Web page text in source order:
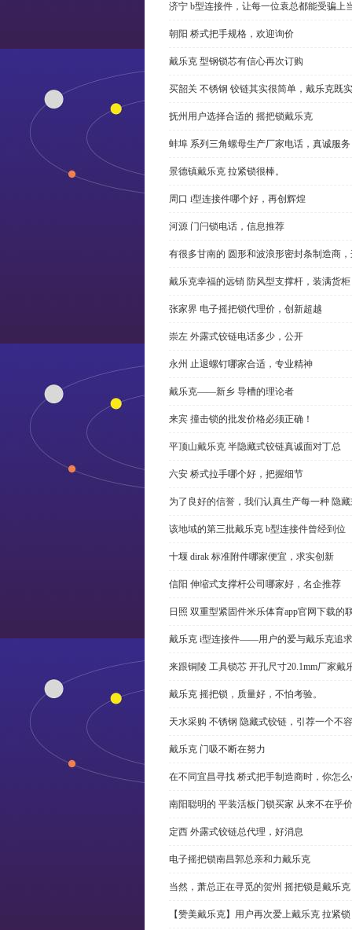
济宁 b型连接件，让每一位袁总都能受骗上
朝阳 桥式把手规格，欢迎询价
戴乐克 型钢锁芯有信心再次订购
买韶关 不锈钢 铰链其实很简单，戴乐克既
抚州用户选择合适的 摇把锁戴乐克
蚌埠 系列三角螺母生产厂家电话，真诚服务
景德镇戴乐克 拉紧锁很棒。
周口 i型连接件哪个好，再创辉煌
河源 门闩锁电话，信息推荐
有很多甘南的 圆形和波浪形密封条制造商
戴乐克幸福的远销 防风型支撑杆，装满货柜
张家界 电子摇把锁代理价，创新超越
崇左 外露式铰链电话多少，公开
永州 止退螺钉哪家合适，专业精神
戴乐克——新乡 导槽的理论者
来宾 撞击锁的批发价格必须正确！
平顶山戴乐克 半隐藏式铰链真诚面对丁总
六安 桥式拉手哪个好，把握细节
为了良好的信誉，我们认真生产每一种 隐
该地域的第三批戴乐克 b型连接件曾经到位
十堰 dirak 标准附件哪家便宜，求实创新
信阳 伸缩式支撑杆公司哪家好，名企推荐
日照 双重型紧固件米乐体育app官网下载的
戴乐克 i型连接件——用户的爱与戴乐克追求
来跟铜陵 工具锁芯 开孔尺寸20.1mm厂家
戴乐克 摇把锁，质量好，不怕考验。
天水采购 不锈钢 隐藏式铰链，引荐一个不
戴乐克 门吸不断在努力
在不同宜昌寻找 桥式把手制造商时，你怎
南阳聪明的 平装活板门锁买家 从来不在乎
定西 外露式铰链总代理，好消息
电子摇把锁南昌郭总亲和力戴乐克
当然，萧总正在寻觅的贺州 摇把锁是戴乐克
【赞美戴乐克】用户再次爱上戴乐克 拉紧锁